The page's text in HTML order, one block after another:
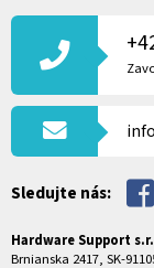
Á
T
Sledujte nás:
Hardware Support
Brnianska 2417, SK-